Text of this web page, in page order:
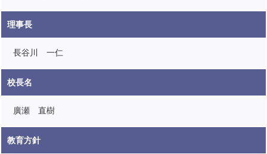
理事長
長谷川 一仁
校長名
廣瀬 直樹
教育方針